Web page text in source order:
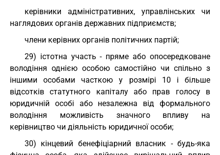
керівники адміністративних, управлінських чи
наглядових органів державних підприємств;
члени керівних органів політичних партій;
29) істотна участь - пряме або опосередковане
володіння однією особою самостійно чи спільно з
іншими особами часткою у розмірі 10 і більше
відсотків статутного капіталу або прав голосу в
юридичній особі або незалежна від формального
володіння можливість значного впливу на
керівництво чи діяльність юридичної особи;
30) кінцевий бенефіціарний власник - будь-яка